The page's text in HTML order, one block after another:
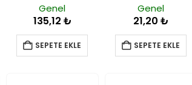
Genel
135,12 ₺
SEPETE EKLE
Genel
21,20 ₺
SEPETE EKLE